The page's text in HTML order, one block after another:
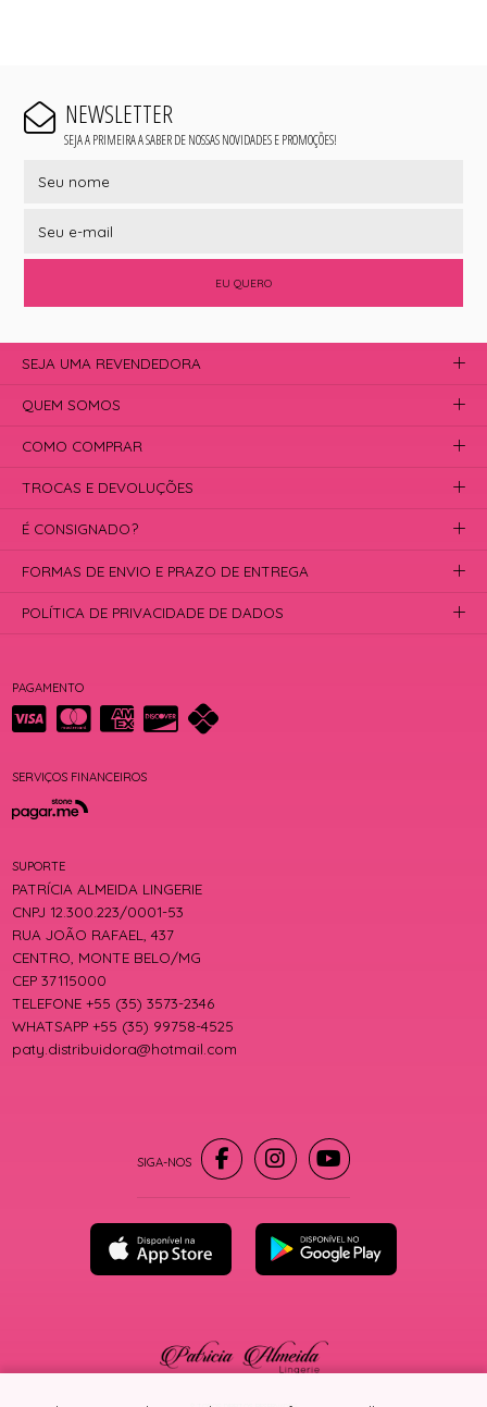
NEWSLETTER
SEJA A PRIMEIRA A SABER DE NOSSAS NOVIDADES E PROMOÇÕES!
EU QUERO
PAGAMENTO
SERVIÇOS FINANCEIROS
SUPORTE
PATRÍCIA ALMEIDA LINGERIE
CNPJ 12.300.223/0001-53
RUA JOÃO RAFAEL, 437
CENTRO, MONTE BELO/MG
CEP 37115000
TELEFONE +55 (35) 3573-2346
WHATSAPP +55 (35) 99758-4525
paty.distribuidora@hotmail.com
SEJA UMA REVENDEDORA
QUEM SOMOS
COMO COMPRAR
TROCAS E DEVOLUÇÕES
É CONSIGNADO?
FORMAS DE ENVIO E PRAZO DE ENTREGA
POLÍTICA DE PRIVACIDADE DE DADOS